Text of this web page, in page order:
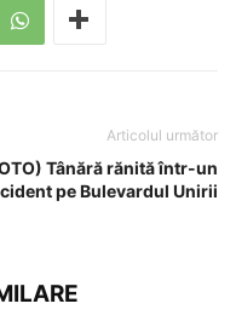
Articolul următor
Tânără rănită într-un
pe Bulevardul Unirii